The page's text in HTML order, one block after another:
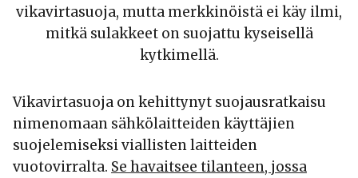
vikavirtasuoja, mutta merkkinöistä ei käy ilmi,
mitkä sulakkeet on suojattu kyseisellä
kytkimellä.
Vikavirtasuoja on kehittynyt suojausratkaisu
nimenomaan sähkölaitteiden käyttäjien
suojelemiseksi viallisten laitteiden
vuotovirralta. Se havaitsee tilanteen, jossa